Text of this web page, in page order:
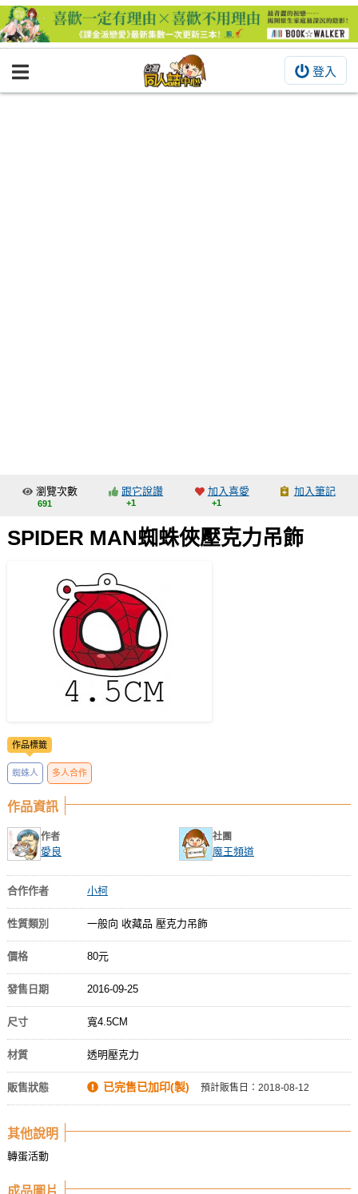
登入
BOOKY書集倉庫
交流中心
會員中心
註冊會員
登入
瀏覽次數
691
跟它說讚
+1
加入喜愛
+1
加入筆記
SPIDER MAN蜘蛛俠壓克力吊飾
作品標籤
蜘蛛人 多人合作
作品資訊
作者
愛良
社團
魔王頻道
合作作者 小柯
性質類別 一般向 收藏品 壓克力吊飾
價格 80元
發售日期 2016-09-25
尺寸 寬4.5CM
材質 透明壓克力
販售狀態 已完售已加印(製) 預計販售日：2018-08-12
其他說明
轉蛋活動
成品圖片